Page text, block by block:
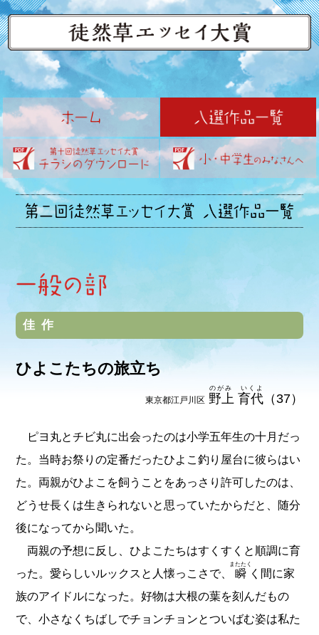
佳作
ひよこたちの旅立ち
東京都江戸川区 野上 育代
のがみ いくよ
（37）
ピヨ丸とチビ丸に出会ったのは小学五年生の十月だっ
た。当時お祭りの定番だったひよこ釣り屋台に彼らはい
た。両親がひよこを飼うことをあっさり許可したのは、
どうせ長くは生きられないと思っていたからだと、随分
後になってから聞いた。
両親の予想に反し、ひよこたちはすくすくと順調に育
った。愛らしいルックスと人懐っこさで、
瞬
またたく
く間に家
族のアイドルになった。好物は大根の葉を刻んだもの
で、小さなくちばしでチョンチョンとついばむ姿は私た